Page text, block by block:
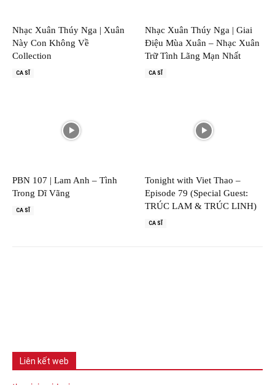
Nhạc Xuân Thúy Nga | Xuân
Này Con Không Về
Collection
CA SĨ
Nhạc Xuân Thúy Nga | Giai
Điệu Mùa Xuân – Nhạc Xuân
Trữ Tình Lãng Mạn Nhất
CA SĨ
PBN 107 | Lam Anh – Tình
Trong Dĩ Vãng
CA SĨ
Tonight with Viet Thao –
Episode 79 (Special Guest:
TRÚC LAM & TRÚC LINH)
CA SĨ
Liên kết web